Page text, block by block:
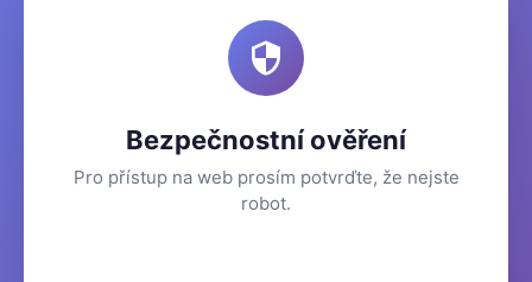
Bezpečnostní ověření
Pro přístup na web prosím potvrďte, že nejste
robot.